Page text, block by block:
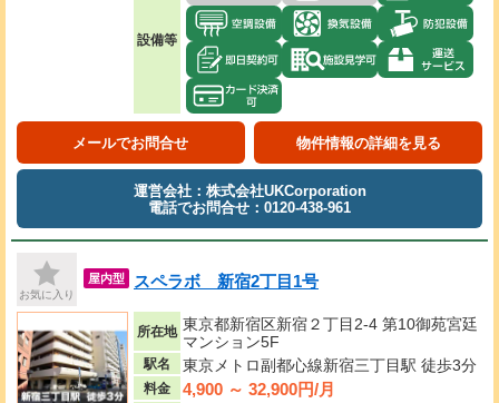
設備等
メールでお問合せ 物件情報の詳細を見る
運営会社：株式会社UKCorporation
電話でお問合せ：0120-438-961
お気に入り
屋内型 スペラボ 新宿2丁目1号
所在地 東京都新宿区新宿２丁目2-4 第10御苑宮廷
マンション5F
駅名 東京メトロ副都心線新宿三丁目駅 徒歩3分
料金 4,900 ～ 32,900円/月